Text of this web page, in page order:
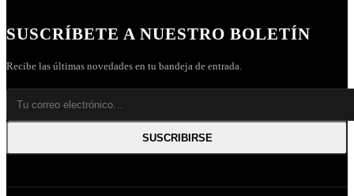
SUSCRÍBETE A NUESTRO BOLETÍN
Recibe las últimas novedades en tu bandeja de entrada.
SUSCRIBIRSE